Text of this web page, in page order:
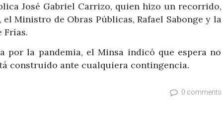
José Gabriel Carrizo, quien hizo un recorrido,
Ministro de Obras Públicas, Rafael Sabonge y la
Frías.
por la pandemia, el Minsa indicó que espera no
construido ante cualquiera contingencia.
0 comments